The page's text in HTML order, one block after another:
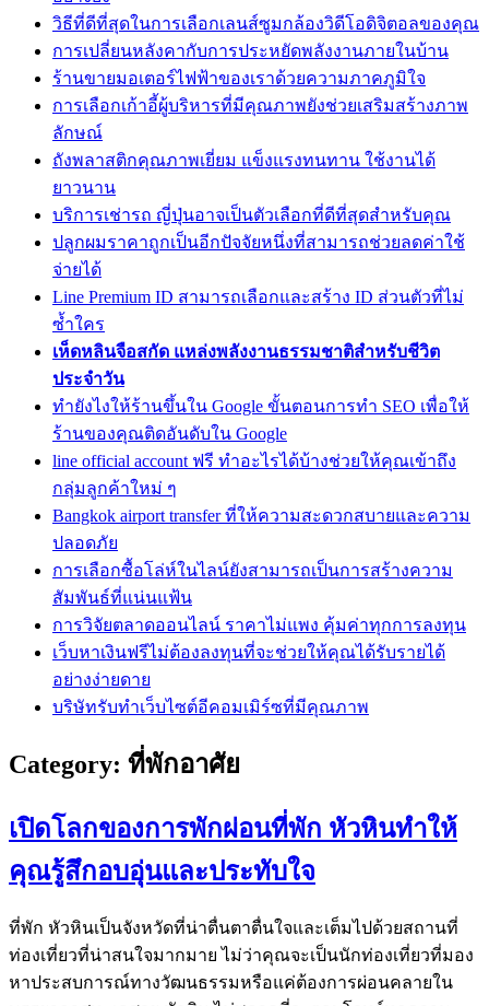
วิธีที่ดีที่สุดในการเลือกเลนส์ซูมกล้องวิดีโอดิจิตอลของคุณ
การเปลี่ยนหลังคากับการประหยัดพลังงานภายในบ้าน
ร้านขายมอเตอร์ไฟฟ้าของเราด้วยความภาคภูมิใจ
การเลือกเก้าอี้ผู้บริหารที่มีคุณภาพยังช่วยเสริมสร้างภาพ
ลักษณ์
ถังพลาสติกคุณภาพเยี่ยม แข็งแรงทนทาน ใช้งานได้
ยาวนาน
บริการเช่ารถ ญี่ปุ่นอาจเป็นตัวเลือกที่ดีที่สุดสำหรับคุณ
ปลูกผมราคาถูกเป็นอีกปัจจัยหนึ่งที่สามารถช่วยลดค่าใช้
จ่ายได้
Line Premium ID สามารถเลือกและสร้าง ID ส่วนตัวที่ไม่
ซ้ำใคร
เห็ดหลินจือสกัด แหล่งพลังงานธรรมชาติสำหรับชีวิต
ประจำวัน
ทํายังไงให้ร้านขึ้นใน Google ขั้นตอนการทำ SEO เพื่อให้
ร้านของคุณติดอันดับใน Google
line official account ฟรี ทำอะไรได้บ้างช่วยให้คุณเข้าถึง
กลุ่มลูกค้าใหม่ ๆ
Bangkok airport transfer ที่ให้ความสะดวกสบายและความ
ปลอดภัย
การเลือกซื้อโล่ห์ในไลน์ยังสามารถเป็นการสร้างความ
สัมพันธ์ที่แน่นแฟ้น
การวิจัยตลาดออนไลน์ ราคาไม่แพง คุ้มค่าทุกการลงทุน
เว็บหาเงินฟรีไม่ต้องลงทุนที่จะช่วยให้คุณได้รับรายได้
อย่างง่ายดาย
บริษัทรับทำเว็บไซต์อีคอมเมิร์ซที่มีคุณภาพ
Category: ที่พักอาศัย
เปิดโลกของการพักผ่อนที่พัก หัวหินทำให้
คุณรู้สึกอบอุ่นและประทับใจ
ที่พัก หัวหินเป็นจังหวัดที่น่าตื่นตาตื่นใจและเต็มไปด้วยสถานที่
ท่องเที่ยวที่น่าสนใจมากมาย ไม่ว่าคุณจะเป็นนักท่องเที่ยวที่มอง
หาประสบการณ์ทางวัฒนธรรมหรือแค่ต้องการผ่อนคลายใน